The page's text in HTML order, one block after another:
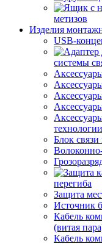
метизов
Изделия
USB-
системы
технологии
Блок
перегиба
Защита
Источник
Кабель
(витая
Кабель